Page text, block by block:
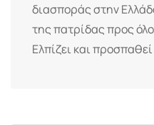
διασποράς στην
της πατρίδας προς
Ελπίζει και